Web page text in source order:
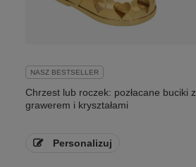
NASZ BESTSELLER
Chrzest lub roczek: pozłacane buciki z
grawerem i kryształami
Personalizuj